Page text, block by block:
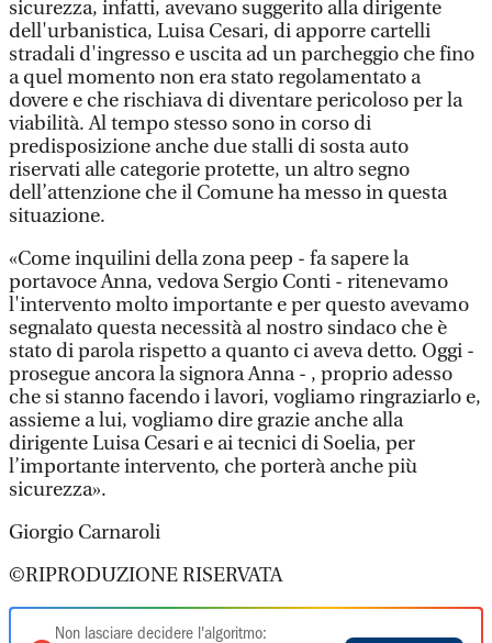
sicurezza, infatti, avevano suggerito alla dirigente
dell'urbanistica, Luisa Cesari, di apporre cartelli
stradali d'ingresso e uscita ad un parcheggio che fino
a quel momento non era stato regolamentato a
dovere e che rischiava di diventare pericoloso per la
viabilità. Al tempo stesso sono in corso di
predisposizione anche due stalli di sosta auto
riservati alle categorie protette, un altro segno
dell’attenzione che il Comune ha messo in questa
situazione.
«Come inquilini della zona peep - fa sapere la
portavoce Anna, vedova Sergio Conti - ritenevamo
l'intervento molto importante e per questo avevamo
segnalato questa necessità al nostro sindaco che è
stato di parola rispetto a quanto ci aveva detto. Oggi -
prosegue ancora la signora Anna - , proprio adesso
che si stanno facendo i lavori, vogliamo ringraziarlo e,
assieme a lui, vogliamo dire grazie anche alla
dirigente Luisa Cesari e ai tecnici di Soelia, per
l’importante intervento, che porterà anche più
sicurezza».
Giorgio Carnaroli
©RIPRODUZIONE RISERVATA
Non lasciare decidere l'algoritmo: